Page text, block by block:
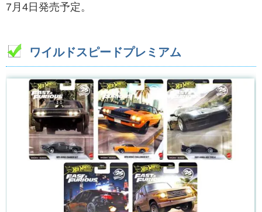
7月4日発売予定。
ワイルドスピードプレミアム